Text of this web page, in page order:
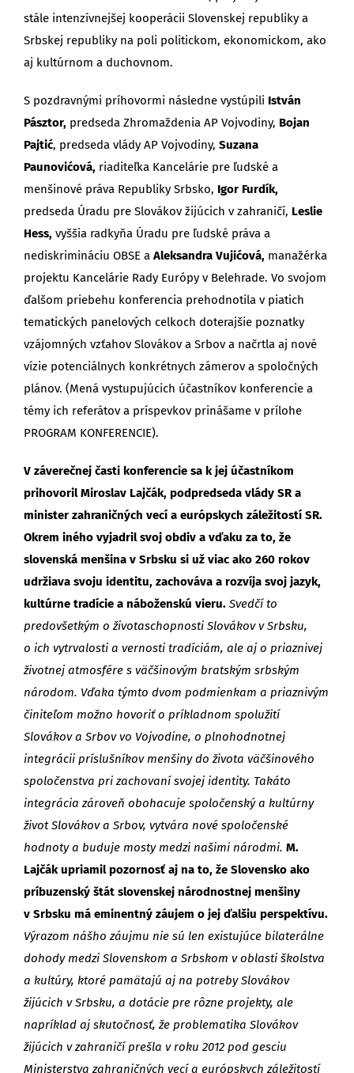
stále intenzívnejšej kooperácii Slovenskej republiky a
Srbskej republiky na poli politickom, ekonomickom, ako
aj kultúrnom a duchovnom.
S pozdravnými príhovormi následne vystúpili István
Pásztor, predseda Zhromaždenia AP Vojvodiny, Bojan
Pajtić, predseda vlády AP Vojvodiny, Suzana
Paunovićová, riaditeľka Kancelárie pre ľudské a
menšinové práva Republiky Srbsko, Igor Furdík,
predseda Úradu pre Slovákov žijúcich v zahraničí, Leslie
Hess, vyššia radkyňa Úradu pre ľudské práva a
nediskrimináciu OBSE a Aleksandra Vujićová, manažérka
projektu Kancelárie Rady Európy v Belehrade. Vo svojom
ďalšom priebehu konferencia prehodnotila v piatich
tematických panelových celkoch doterajšie poznatky
vzájomných vzťahov Slovákov a Srbov a načrtla aj nové
vízie potenciálnych konkrétnych zámerov a spoločných
plánov. (Mená vystupujúcich účastníkov konferencie a
témy ich referátov a príspevkov prinášame v prílohe
PROGRAM KONFERENCIE).
V záverečnej časti konferencie sa k jej účastníkom
prihovoril Miroslav Lajčák, podpredseda vlády SR a
minister zahraničných vecí a európskych záležitostí SR.
Okrem iného vyjadril svoj obdiv a vďaku za to, že
slovenská menšina v Srbsku si už viac ako 260 rokov
udržiava svoju identitu, zachováva a rozvíja svoj jazyk,
kultúrne tradície a náboženskú vieru. Svedčí to
predovšetkým o životaschopnosti Slovákov v Srbsku,
o ich vytrvalosti a vernosti tradíciám, ale aj o priaznivej
životnej atmosfére s väčšinovým bratským srbským
národom. Vďaka týmto dvom podmienkam a priaznivým
činiteľom možno hovoriť o príkladnom spolužití
Slovákov a Srbov vo Vojvodine, o plnohodnotnej
integrácii príslušníkov menšiny do života väčšinového
spoločenstva pri zachovaní svojej identity. Takáto
integrácia zároveň obohacuje spoločenský a kultúrny
život Slovákov a Srbov, vytvára nové spoločenské
hodnoty a buduje mosty medzi našimi národmi. M.
Lajčák upriamil pozornosť aj na to, že Slovensko ako
príbuzenský štát slovenskej národnostnej menšiny
v Srbsku má eminentný záujem o jej ďalšiu perspektívu.
Výrazom nášho záujmu nie sú len existujúce bilaterálne
dohody medzi Slovenskom a Srbskom v oblasti školstva
a kultúry, ktoré pamätajú aj na potreby Slovákov
žijúcich v Srbsku, a dotácie pre rôzne projekty, ale
napríklad aj skutočnosť, že problematika Slovákov
žijúcich v zahraničí prešla v roku 2012 pod gesciu
Ministerstva zahraničných vecí a európskych záležitostí